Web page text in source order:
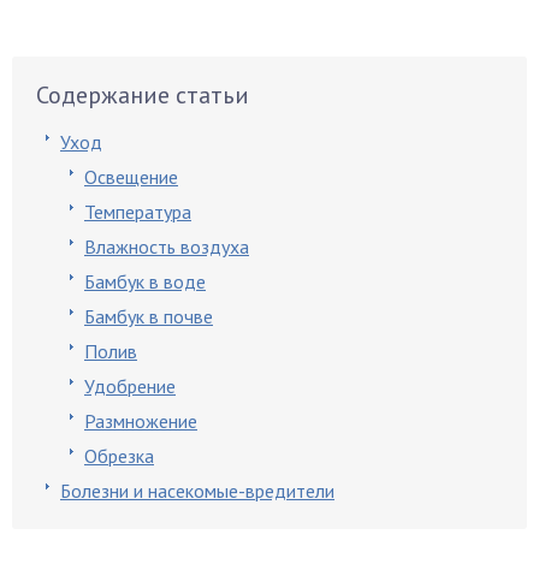
Содержание статьи
Уход
Освещение
Температура
Влажность воздуха
Бамбук в воде
Бамбук в почве
Полив
Удобрение
Размножение
Обрезка
Болезни и насекомые-вредители